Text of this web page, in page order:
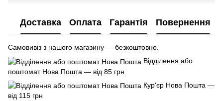
Доставка Оплата Гарантія Повернення
Самовивіз з нашого магазину — безкоштовно.
Відділення або
поштомат Нова Пошта — від 85 грн
Кур'єр Нова Пошта —
від 115 грн